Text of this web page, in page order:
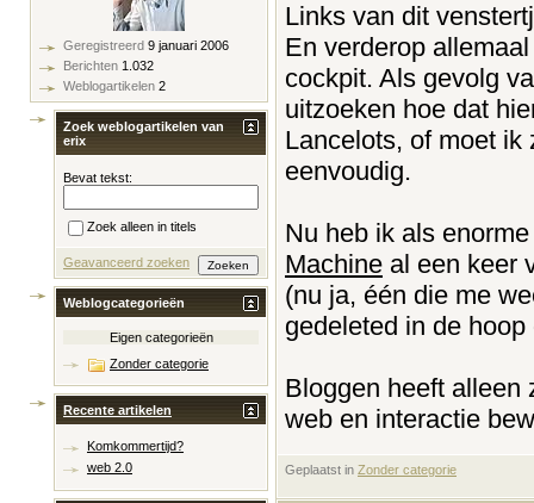
Links van dit
En verderop
cockpit. Als gevolg
uitzoeken hoe dat
Lancelots, of moet ik
eenvoudig.
Nu heb ik als
Machine al een keer
(nu ja, één die me
gedeleted in de
Bloggen heeft alleen
web en interactie
Geplaatst in Zonder categorie
Geregistreerd 9 januari 2006
Berichten 1.032
Weblogartikelen 2
Zoek weblogartikelen van
erix
Bevat tekst:
Zoek alleen in titels
Geavanceerd zoeken
Weblogcategorieën
Eigen categorieën
Zonder categorie
Recente artikelen
Komkommertijd?
web 2.0